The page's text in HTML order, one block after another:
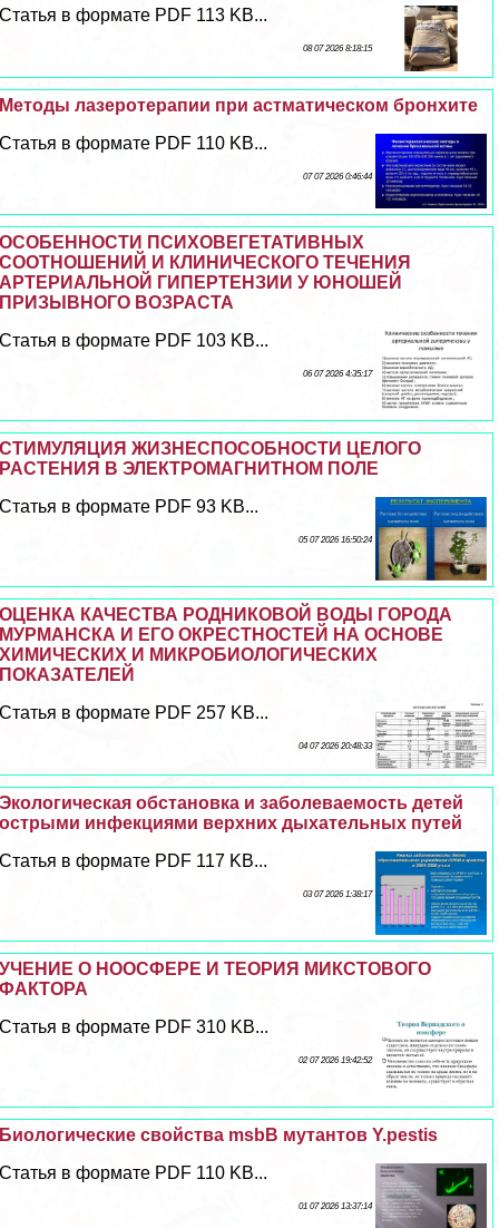
Статья в формате PDF 113 KB...
08 07 2026 8:18:15
Методы лазеротерапии при астматическом бронхите
Статья в формате PDF 110 KB...
07 07 2026 0:46:44
ОСОБЕННОСТИ ПСИХОВЕГЕТАТИВНЫХ
СООТНОШЕНИЙ И КЛИНИЧЕСКОГО ТЕЧЕНИЯ
АРТЕРИАЛЬНОЙ ГИПЕРТЕНЗИИ У ЮНОШЕЙ
ПРИЗЫВНОГО ВОЗРАСТА
Статья в формате PDF 103 KB...
06 07 2026 4:35:17
СТИМУЛЯЦИЯ ЖИЗНЕСПОСОБНОСТИ ЦЕЛОГО
РАСТЕНИЯ В ЭЛЕКТРОМАГНИТНОМ ПОЛЕ
Статья в формате PDF 93 KB...
05 07 2026 16:50:24
ОЦЕНКА КАЧЕСТВА РОДНИКОВОЙ ВОДЫ ГОРОДА
МУРМАНСКА И ЕГО ОКРЕСТНОСТЕЙ НА ОСНОВЕ
ХИМИЧЕСКИХ И МИКРОБИОЛОГИЧЕСКИХ
ПОКАЗАТЕЛЕЙ
Статья в формате PDF 257 KB...
04 07 2026 20:48:33
Экологическая обстановка и заболеваемость детей
острыми инфекциями верхних дыхательных путей
Статья в формате PDF 117 KB...
03 07 2026 1:38:17
УЧЕНИЕ О НООСФЕРЕ И ТЕОРИЯ МИКСТОВОГО
ФАКТОРА
Статья в формате PDF 310 KB...
02 07 2026 19:42:52
Биологические свойства msbB мутантов Y.pestis
Статья в формате PDF 110 KB...
01 07 2026 13:37:14